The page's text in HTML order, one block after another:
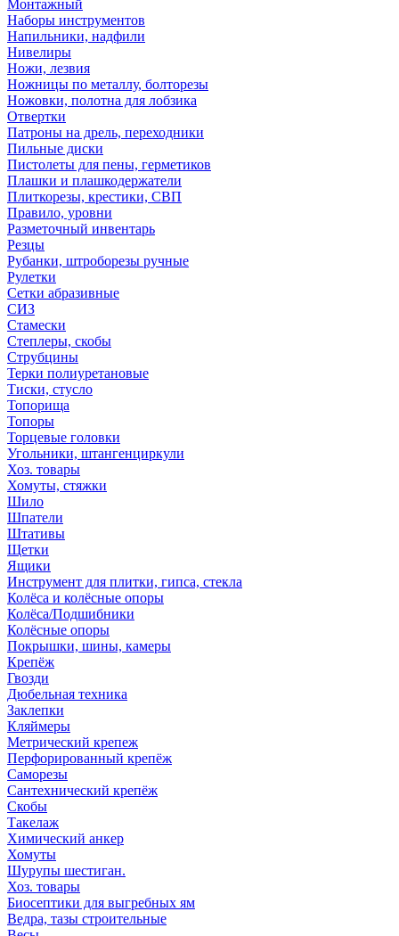
Монтажный
Наборы инструментов
Напильники, надфили
Нивелиры
Ножи, лезвия
Ножницы по металлу, болторезы
Ножовки, полотна для лобзика
Отвертки
Патроны на дрель, переходники
Пильные диски
Пистолеты для пены, герметиков
Плашки и плашкодержатели
Плиткорезы, крестики, СВП
Правило, уровни
Разметочный инвентарь
Резцы
Рубанки, штроборезы ручные
Рулетки
Сетки абразивные
СИЗ
Стамески
Степлеры, скобы
Струбцины
Терки полиуретановые
Тиски, стусло
Топорища
Топоры
Торцевые головки
Угольники, штангенциркули
Хоз. товары
Хомуты, стяжки
Шило
Шпатели
Штативы
Щетки
Ящики
Инструмент для плитки, гипса, стекла
Колёса и колёсные опоры
Колёса/Подшибники
Колёсные опоры
Покрышки, шины, камеры
Крепёж
Гвозди
Дюбельная техника
Заклепки
Кляймеры
Метрический крепеж
Перфорированный крепёж
Саморезы
Сантехнический крепёж
Скобы
Такелаж
Химический анкер
Хомуты
Шурупы шестиган.
Хоз. товары
Биосептики для выгребных ям
Ведра, тазы строительные